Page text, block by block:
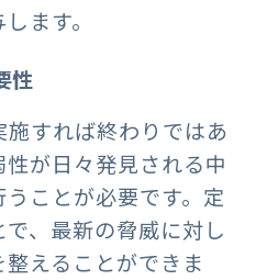
ます。
性
すれば終わりではあ
が日々発見される中
ことが必要です。定
、最新の脅威に対し
えることができま